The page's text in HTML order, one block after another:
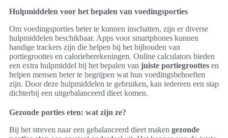
Hulpmiddelen voor het bepalen van voedingsporties
Om voedingsporties beter te kunnen inschatten, zijn er diverse
hulpmiddelen beschikbaar. Apps voor smartphones kunnen
handige trackers zijn die helpen bij het bijhouden van
portiegroottes en calorieberekeningen. Online calculators bieden
een extra hulpmiddel bij het bepalen van juiste portiegroottes en
helpen mensen beter te begrijpen wat hun voedingsbehoeften
zijn. Door deze hulpmiddelen te gebruiken, kan iedereen een stap
dichterbij een uitgebalanceerd dieet komen.
Gezonde porties eten: wat zijn ze?
Bij het streven naar een gebalanceerd dieet maken gezonde